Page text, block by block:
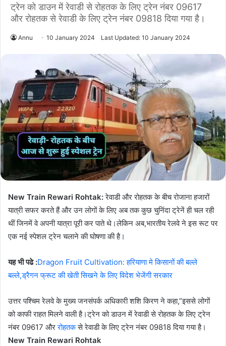
ट्रेन को डाउन में रेवाडी से रोहतक के लिए ट्रेन नंबर 09617
और रोहतक से रेवाडी के लिए ट्रेन नंबर 09818 दिया गया है।
Annu 10 January 2024 Last Updated: 10 January 2024
New Train Rewari Rohtak:रेवाडी और रोहतक के बीच रोजाना हजारों
यात्री सफर करते हैं और उन लोगों के लिए अब तक कुछ चुनिंदा ट्रेनें ही चल रही
थीं जिनमें वे अपनी यात्रा पूरी कर पाते थे।लेकिन अब,भारतीय रेलवे ने इस रूट पर
एक नई स्पेशल ट्रेन चलाने की घोषणा की है।
यह भी पढे :Dragon Fruit Cultivation: हरियाणा मे किसानों की बल्ले
बल्ले,ड्रैगन फ्रूट की खेती सिखने के लिए विदेश भेजेंगी सरकार
उत्तर पश्चिम रेलवे के मुख्य जनसंपर्क अधिकारी शशि किरण ने कहा,”इससे लोगों
को काफी राहत मिलने वाली है।ट्रेन को डाउन में रेवाडी से रोहतक के लिए ट्रेन
नंबर 09617 औररोहतकसे रेवाडी के लिए ट्रेन नंबर 09818 दिया गया है।
New Train Rewari Rohtak